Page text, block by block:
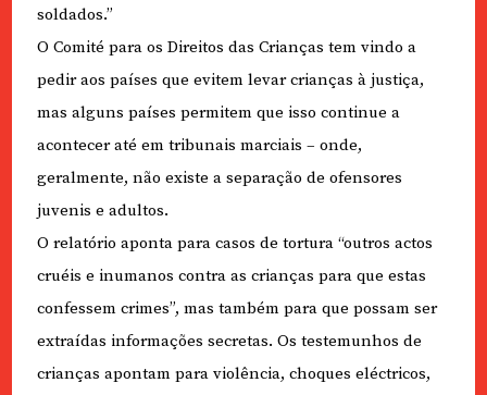
soldados.”
O Comité para os Direitos das Crianças tem vindo a
pedir aos países que evitem levar crianças à justiça,
mas alguns países permitem que isso continue a
acontecer até em tribunais marciais – onde,
geralmente, não existe a separação de ofensores
juvenis e adultos.
O relatório aponta para casos de tortura “outros actos
cruéis e inumanos contra as crianças para que estas
confessem crimes”, mas também para que possam ser
extraídas informações secretas. Os testemunhos de
crianças apontam para violência, choques eléctricos,